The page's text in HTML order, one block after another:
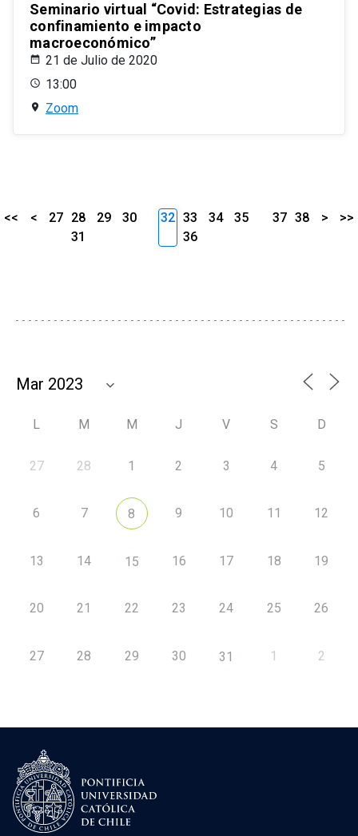
Seminario virtual “Covid: Estrategias de
confinamiento e impacto
macroeconómico”
21 de Julio de 2020
13:00
Zoom
<< < 27 28 29
30
31
32 33 34
35
36
37 38 > >>
L M M J V S D
27 28 1 2 3 4 5
6 7 8 9 10 11 12
13 14 15 16 17 18 19
20 21 22 23 24 25 26
27 28 29 30 31 1 2